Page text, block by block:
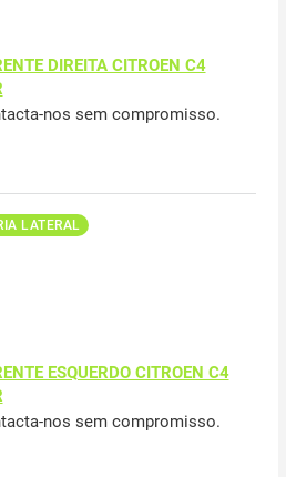
DIREITA CITROEN C4
nos sem compromisso.
LATERAL
ESQUERDO CITROEN C4
nos sem compromisso.